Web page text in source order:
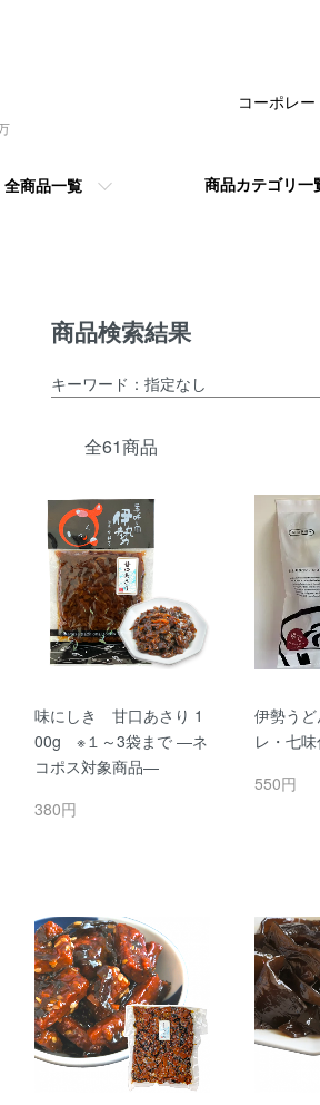
全商品一覧 商品カテゴリ一
コーポレー
商品検索結果
キーワード：指定なし
全61商品
味にしき 甘口あさり 1
00g ※１～3袋まで ―ネ
コポス対象商品―
380円
伊勢う
レ・七味
550円